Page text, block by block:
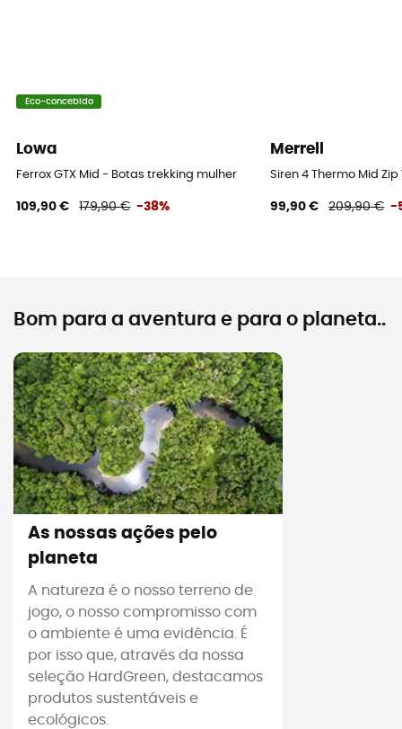
Eco-concebido
Lowa
Ferrox GTX Mid - Botas trekking mulher
109,90 € 179,90 € -38%
Merrell
Siren 4 Thermo Mid
99,90 € 209,90 € -
Bom para a aventura e para o planeta..
As nossas ações pelo
planeta
A natureza é o nosso terreno de
jogo, o nosso compromisso com
o ambiente é uma evidência. É
por isso que, através da nossa
seleção HardGreen, destacamos
produtos sustentáveis e
ecológicos.